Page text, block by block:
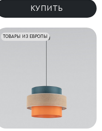
КУПИТЬ
ТОВАРЫ ИЗ ЕВРОПЫ